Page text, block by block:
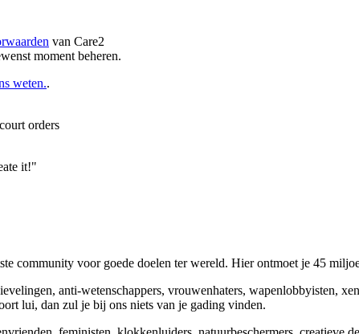
van Care2
moment beheren.
weten..
orders
it!"
community voor goede doelen ter wereld. Hier ontmoet je 45
anti-wetenschappers, vrouwenhaters, wapenlobbyisten,
lui, dan zul je bij ons niets van je gading vinden.